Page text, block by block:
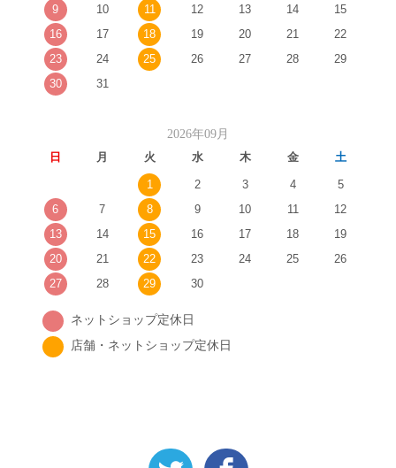
9
10 11 12 13 14
15
16
17 18 19 20 21
22
23
24 25 26 27 28
29
30
31
2026年09月
日
月 火 水 木 金 土
1 2 3 4
5
6
7 8 9 10 11
12
13
14 15 16 17 18
19
20
21 22 23 24 25
26
27
28 29 30
ネットショップ定休日
店舗・ネットショップ定休日